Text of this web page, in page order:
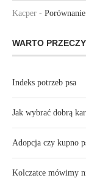
Kacper -
WARTO
Indeks potrzeb psa
Jak wybrać dobrą
Adopcja czy kupno
Kolczatce mówimy